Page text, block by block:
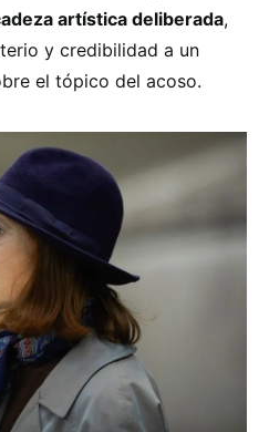
artística deliberada,
y credibilidad a un
el tópico del acoso.